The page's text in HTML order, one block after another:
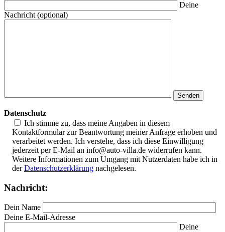
Deine
Nachricht (optional)
Datenschutz
Ich stimme zu, dass meine Angaben in diesem
Kontaktformular zur Beantwortung meiner Anfrage erhoben und
verarbeitet werden. Ich verstehe, dass ich diese Einwilligung
jederzeit per E-Mail an info@auto-villa.de widerrufen kann.
Weitere Informationen zum Umgang mit Nutzerdaten habe ich in
derDatenschutzerklärung nachgelesen.
Nachricht:
Dein Name
Deine E-Mail-Adresse
Deine